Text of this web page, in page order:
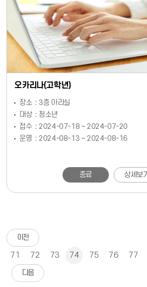
오카리나(고학년)
장소
3층 아라실
대상
청소년
접수
2024-07-18 ~ 2024-07-20
운영
2024-08-13 ~ 2024-08-16
종료 상세보기
이전
71 72 73 74 75 76 77
다음